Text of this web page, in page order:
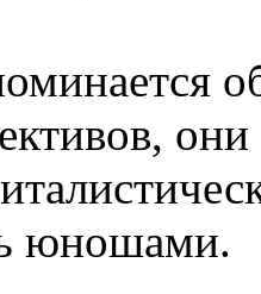
они
юношами.